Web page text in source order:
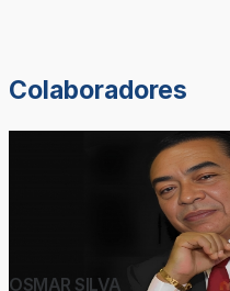
Colaboradores
OSMAR SILVA